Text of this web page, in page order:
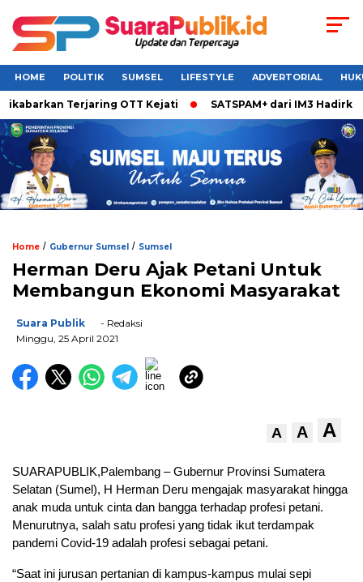
HOME POLITIK SUMSEL LIFESTYLE ADVERTORIAL
Terjaring OTT Kejati SATSPAM+ dari IM3 Hadirkan
Home / Gubernur Sumsel / Sumsel
Herman Deru Ajak Petani Untuk
Membangun Ekonomi Masyarakat
Suara Publik
- Redaksi
Minggu, 25 April 2021
A A A
SUARAPUBLIK,Palembang – Gubernur Provinsi Sumatera
Selatan (Sumel), H Herman Deru mengajak masyarakat hingga
anak muda untuk cinta dan bangga terhadap profesi petani.
Menurutnya, salah satu profesi yang tidak ikut terdampak
pandemi Covid-19 adalah profesi sebagai petani.
“Saat ini jurusan pertanian di kampus-kampus mulai sepi